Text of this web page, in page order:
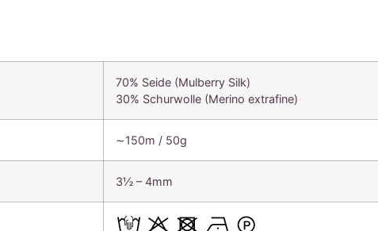
70% Seide (Mulberry Silk)
30% Schurwolle (Merino extrafine)
∼150m / 50g
3½ – 4mm